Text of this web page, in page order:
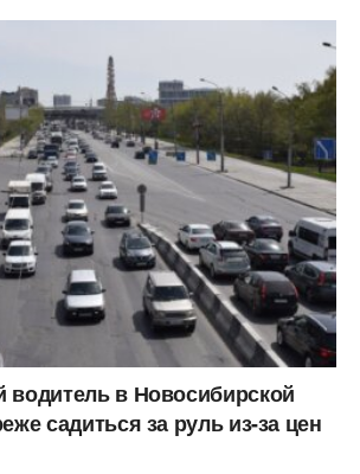
водитель в Новосибирской
садиться за руль из-за цен